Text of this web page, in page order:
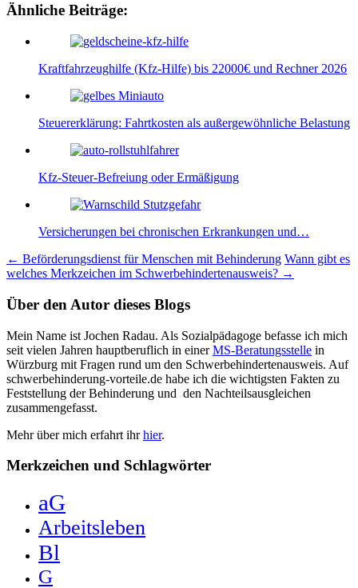
Ähnliche Beiträge:
Kraftfahrzeughilfe (Kfz-Hilfe) bis 22000€ und Rechner 2026
Steuererklärung: Fahrtkosten als außergewöhnliche Belastung
Kfz-Steuer-Befreiung oder Ermäßigung
Versicherungen bei chronischen Erkrankungen und…
Beitragsnavigation
← Beförderungsdienst für Menschen mit Behinderung Wann gibt es
welches Merkzeichen im Schwerbehindertenausweis? →
Über den Autor dieses Blogs
Mein Name ist Jochen Radau. Als Sozialpädagoge befasse ich mich
seit vielen Jahren hauptberuflich in einerMS-Beratungsstelle in
Würzburg mit Fragen rund um den Schwerbehindertenausweis. Auf
schwerbehinderung-vorteile.de habe ich die wichtigsten Fakten zu
Feststellung der Behinderung und den Nachteilsausgleichen
zusammengefasst.
Mehr über mich erfahrt ihrhier.
Merkzeichen und Schlagwörter
aG
Arbeitsleben
Bl
G